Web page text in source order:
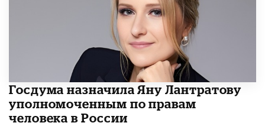
Госдума назначила Яну Лантратову
уполномоченным по правам
человека в России